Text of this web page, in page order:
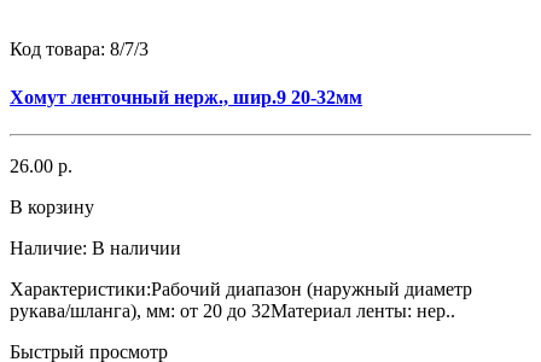
Код товара: 8/7/3
Хомут ленточный нерж., шир.9 20-32мм
26.00 р.
В корзину
Наличие: В наличии
Характеристики:Рабочий диапазон (наружный диаметр
рукава/шланга), мм: от 20 до 32Материал ленты: нер..
Быстрый просмотр